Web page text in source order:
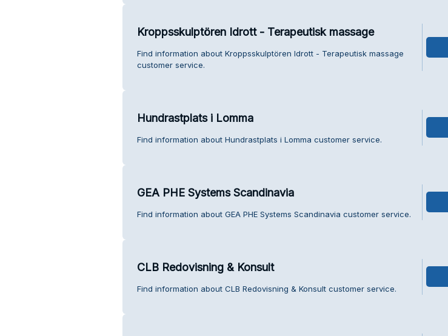
Kroppsskulptören Idrott - Terapeutisk massage
Find information about Kroppsskulptören Idrott - Terapeutisk massage
customer service.
Hundrastplats i Lomma
Find information about Hundrastplats i Lomma customer service.
GEA PHE Systems Scandinavia
Find information about GEA PHE Systems Scandinavia customer service.
CLB Redovisning & Konsult
Find information about CLB Redovisning & Konsult customer service.